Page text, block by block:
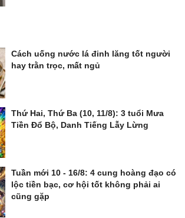
Cách uống nước lá đinh lăng tốt người
hay trằn trọc, mất ngủ
Thứ Hai, Thứ Ba (10, 11/8): 3 tuổi Mưa
Tiền Đổ Bộ, Danh Tiếng Lẫy Lừng
Tuần mới 10 - 16/8: 4 cung hoàng đạo có
lộc tiền bạc, cơ hội tốt không phải ai
cũng gặp